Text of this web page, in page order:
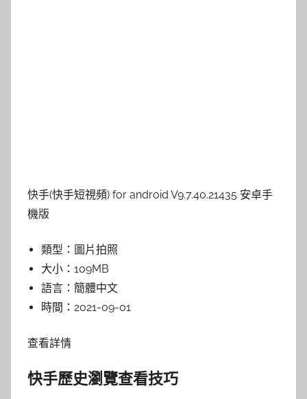
快手(快手短視頻) for android V9.7.40.21435 安卓手
機版
類型： 圖片拍照
大小： 109MB
語言： 簡體中文
時間： 2021-09-01
查看詳情
快手歷史瀏覽查看技巧